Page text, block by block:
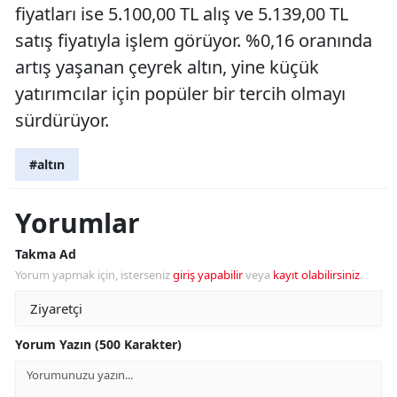
fiyatları ise 5.100,00 TL alış ve 5.139,00 TL
satış fiyatıyla işlem görüyor. %0,16 oranında
artış yaşanan çeyrek altın, yine küçük
yatırımcılar için popüler bir tercih olmayı
sürdürüyor.
#altın
Yorumlar
Takma Ad
Yorum yapmak için, istersenizgiriş yapabilirveya kayıt olabilirsiniz.
Yorum Yazın (500 Karakter)